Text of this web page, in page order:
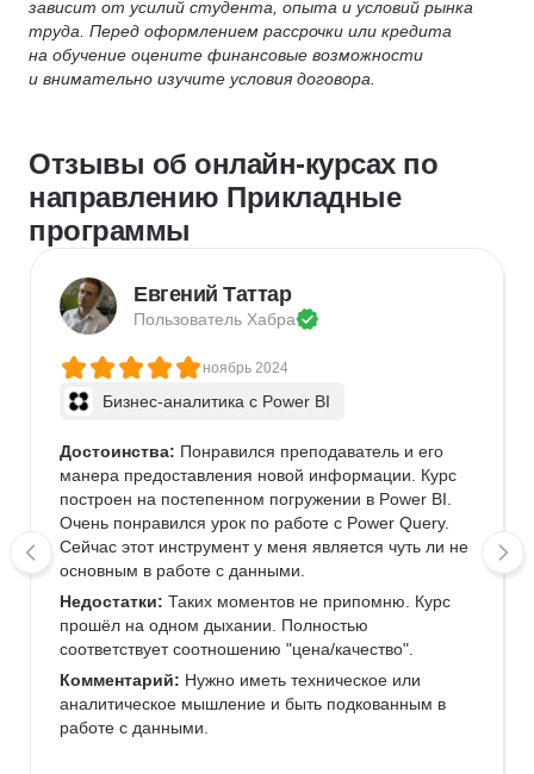
зависит от усилий студента, опыта и условий рынка
труда. Перед оформлением рассрочки или кредита
на обучение оцените финансовые возможности
и внимательно изучите условия договора.
Отзывы об онлайн-курсах по
направлению Прикладные
программы
Евгений Таттар
Пользователь Хабра
ноябрь 2024
Бизнес-аналитика с Power BI
Достоинства: Понравился преподаватель и его
манера предоставления новой информации. Курс
построен на постепенном погружении в Power BI.
Очень понравился урок по работе с Power Query.
Сейчас этот инструмент у меня является чуть ли не
основным в работе с данными.
Недостатки: Таких моментов не припомню. Курс
прошёл на одном дыхании. Полностью
соответствует соотношению "цена/качество".
Комментарий: Нужно иметь техническое или
аналитическое мышление и быть подкованным в
работе с данными.